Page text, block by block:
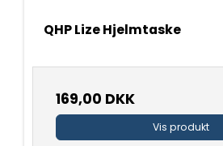
QHP Lize Hjelmtaske
169,00 DKK
Vis produkt